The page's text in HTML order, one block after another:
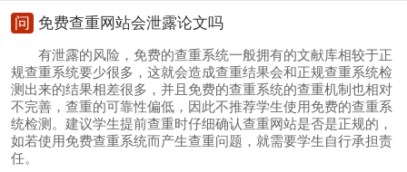
问 免费查重网站会泄露论文吗
有泄露的风险，免费的查重系统一般拥有的文献库相较于正
规查重系统要少很多，这就会造成查重结果会和正规查重系统检
测出来的结果相差很多，并且免费的查重系统的查重机制也相对
不完善，查重的可靠性偏低，因此不推荐学生使用免费的查重系
统检测。建议学生提前查重时仔细确认查重网站是否是正规的，
如若使用免费查重系统而产生查重问题，就需要学生自行承担责
任。